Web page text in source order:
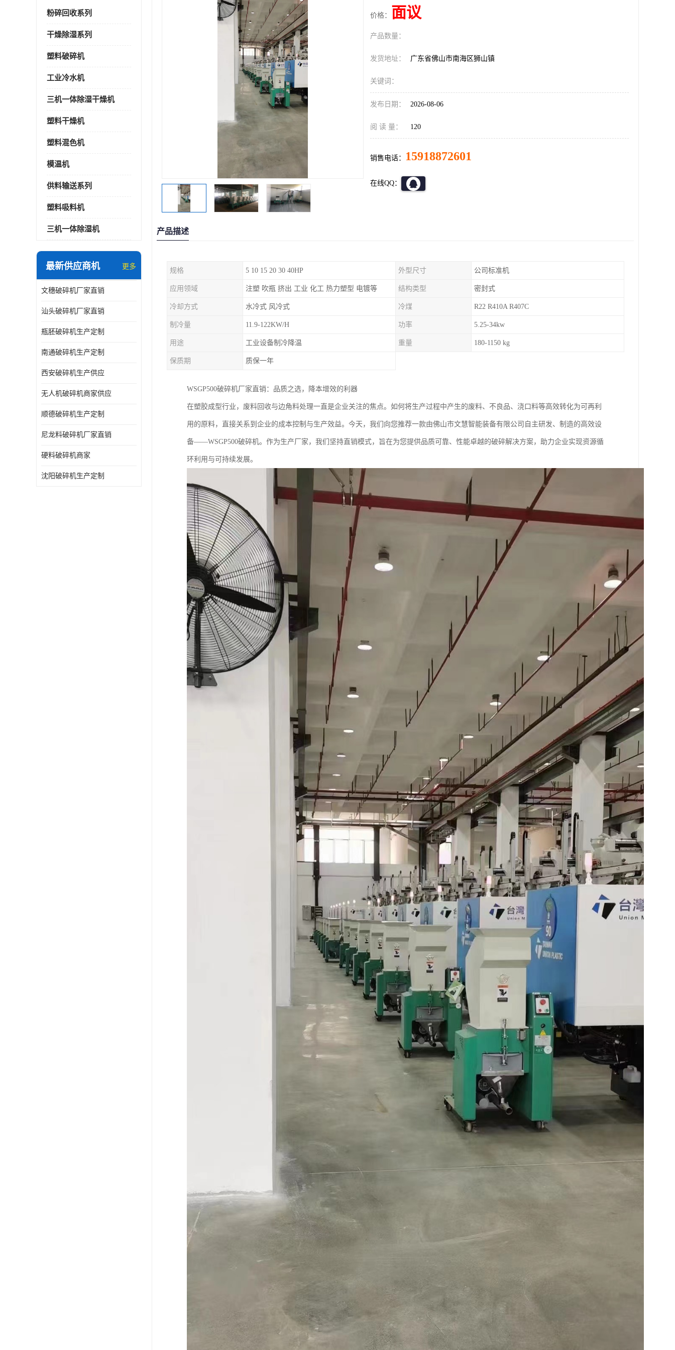
粉碎回收系列
干燥除湿系列
塑料破碎机
工业冷水机
三机一体除湿干燥机
塑料干燥机
塑料混色机
模温机
供料输送系列
塑料吸料机
三机一体除湿机
最新供应商机 更多
文穗破碎机厂家直销
汕头破碎机厂家直销
瓶胚破碎机生产定制
南通破碎机生产定制
西安破碎机生产供应
无人机破碎机商家供应
顺德破碎机生产定制
尼龙料破碎机厂家直销
硬料破碎机商家
沈阳破碎机生产定制
价格： 面议
产品数量：
发货地址： 广东省佛山市南海区狮山镇
关键词：
发布日期： 2026-08-06
阅 读 量： 120
销售电话： 15918872601
在线QQ：
产品描述
规格 5 10 15 20 30 40HP 外型尺寸 公司标准机
应用领域 注塑 吹瓶 挤出 工业 化工 热力塑型 电镀等 结构类型 密封式
冷却方式 水冷式 风冷式 冷煤 R22 R410A R407C
制冷量 11.9-122KW/H 功率 5.25-34kw
用途 工业设备制冷降温 重量 180-1150 kg
保质期 质保一年
WSGP500破碎机厂家直销：品质之选，降本增效的利器
在塑胶成型行业，废料回收与边角料处理一直是企业关注的焦点。如何将生产过程中产生的废料、不良品、浇口料等高效转化为可再利
用的原料，直接关系到企业的成本控制与生产效益。今天，我们向您推荐一款由佛山市文慧智能装备有限公司自主研发、制造的高效设
备——WSGP500破碎机。作为生产厂家，我们坚持直销模式，旨在为您提供品质可靠、性能卓越的破碎解决方案，助力企业实现资源循
环利用与可持续发展。